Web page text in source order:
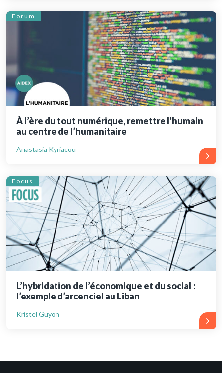
Forum
À l’ère du tout numérique, remettre l’humain
au centre de l’humanitaire
Anastasia Kyriacou
Focus
L’hybridation de l’économique et du social :
l’exemple d’arcenciel au Liban
Kristel Guyon